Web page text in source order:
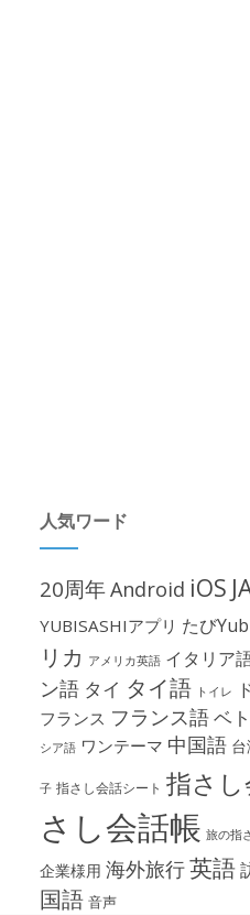
人気ワード
20周年Android iOS
YUBISASHIアプリ たび
リカ アメリカ英語 イタリア
ン語 タイ タイ語 トイレ
フランス フランス語ベ
シア語 ワンテーマ 中国語
子 指さし会話シート 指さ
さし会話帳 旅の指
企業様用 海外旅行英語
国語 音声